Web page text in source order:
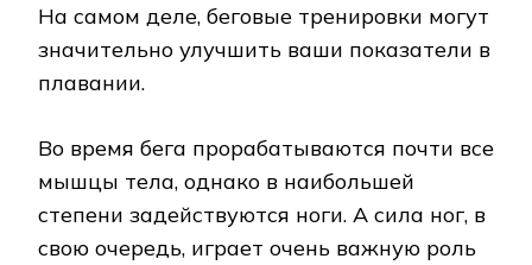
На самом деле, беговые тренировки могут
значительно улучшить ваши показатели в
плавании.
Во время бега прорабатываются почти все
мышцы тела, однако в наибольшей
степени задействуются ноги. А сила ног, в
свою очередь, играет очень важную роль